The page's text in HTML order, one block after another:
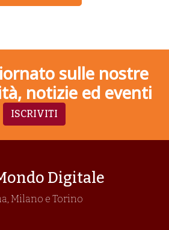
sulle nostre
notizie ed eventi
ISCRIVITI
Digitale
Milano e Torino